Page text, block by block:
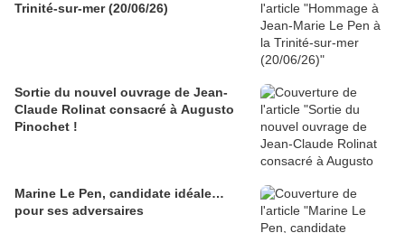
Trinité-sur-mer (20/06/26)
Sortie du nouvel ouvrage de Jean-
Claude Rolinat consacré à Augusto
Pinochet !
Marine Le Pen, candidate idéale…
pour ses adversaires